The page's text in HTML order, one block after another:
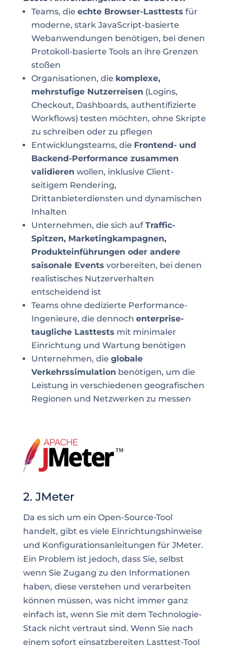
Teams, die echte Browser-Lasttests für
moderne, stark JavaScript-basierte
Webanwendungen benötigen, bei denen
Protokoll-basierte Tools an ihre Grenzen
stoßen
Organisationen, die komplexe,
mehrstufige Nutzerreisen (Logins,
Checkout, Dashboards, authentifizierte
Workflows) testen möchten, ohne Skripte
zu schreiben oder zu pflegen
Entwicklungsteams, die Frontend- und
Backend-Performance zusammen
validieren wollen, inklusive Client-
seitigem Rendering,
Drittanbieterdiensten und dynamischen
Inhalten
Unternehmen, die sich auf Traffic-
Spitzen, Marketingkampagnen,
Produkteinführungen oder andere
saisonale Events vorbereiten, bei denen
realistisches Nutzerverhalten
entscheidend ist
Teams ohne dedizierte Performance-
Ingenieure, die dennoch enterprise-
taugliche Lasttests mit minimaler
Einrichtung und Wartung benötigen
Unternehmen, die globale
Verkehrssimulation benötigen, um die
Leistung in verschiedenen geografischen
Regionen und Netzwerken zu messen
2. JMeter
Da es sich um ein Open-Source-Tool
handelt, gibt es viele Einrichtungshinweise
und Konfigurationsanleitungen für JMeter.
Ein Problem ist jedoch, dass Sie, selbst
wenn Sie Zugang zu den Informationen
haben, diese verstehen und verarbeiten
können müssen, was nicht immer ganz
einfach ist, wenn Sie mit dem Technologie-
Stack nicht vertraut sind. Wenn Sie nach
einem sofort einsatzbereiten Lasttest-Tool